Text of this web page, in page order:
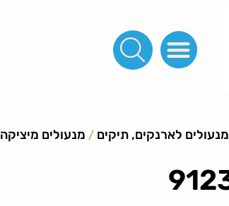
מנעולים לארנקים, תיקים / מנעולים מיציקה